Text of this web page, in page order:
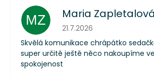
MZ Maria Zapletalová
Hodnocení obchodu je 5 z
21.7.2026
Skvělá komunikace chrápátko
super určitě ještě něco nakoupíme
spokojenost